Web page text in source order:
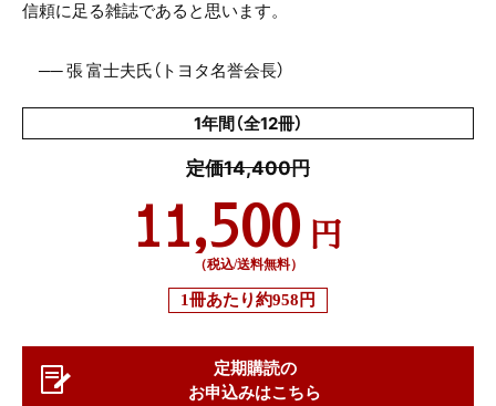
信頼に足る雑誌であると思います。
── 張 富士夫氏（トヨタ名誉会長）
1年間（全12冊）
定価14,400円
11,500 円
（税込/送料無料）
1冊あたり約958円
定期購読の
お申込みはこちら